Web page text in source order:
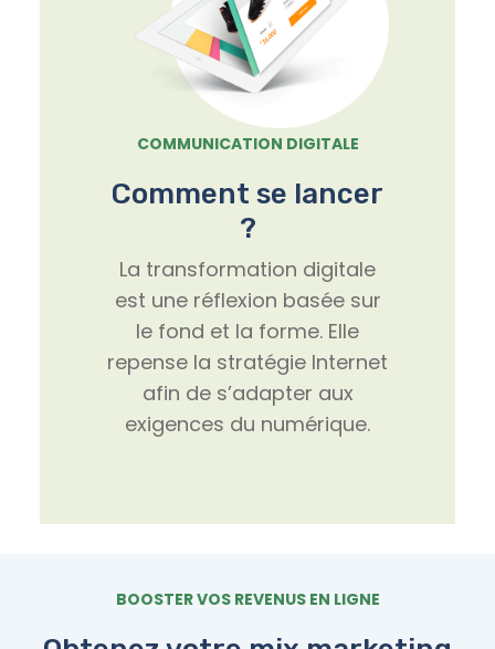
COMMUNICATION DIGITALE
Comment se lancer
?
La transformation digitale
est une réflexion basée sur
le fond et la forme. Elle
repense la stratégie Internet
afin de s’adapter aux
exigences du numérique.
BOOSTER VOS REVENUS EN LIGNE